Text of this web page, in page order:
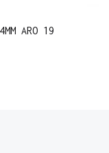
ARO 19